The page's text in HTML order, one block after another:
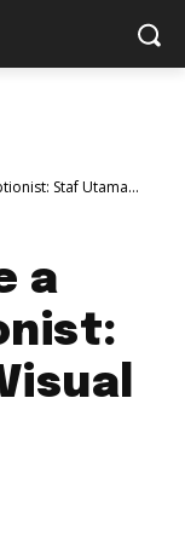
Staf Utama...
a